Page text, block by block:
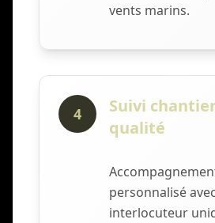
vents marins.
4
Suivi
qualité
personnalisé avec
interlocuteur